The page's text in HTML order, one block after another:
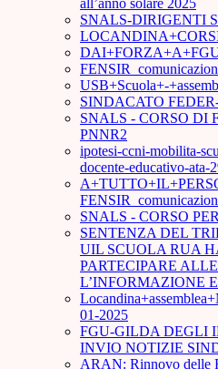
all’anno solare 2025
SNALS-DIRIGENTI
USB+Scuola+-
SINDACATO
SNALS - CORSO DI
PNNR2
ipotesi-ccni-mobilita-
docente-educativo-
SNALS - CORSO
SENTENZA DEL
UIL SCUOLA RUA
PARTECIPARE
L’INFORMAZIONE
01-2025
FGU-GILDA DEGLI
INVIO NOTIZIE
ARAN: Rinnovo delle